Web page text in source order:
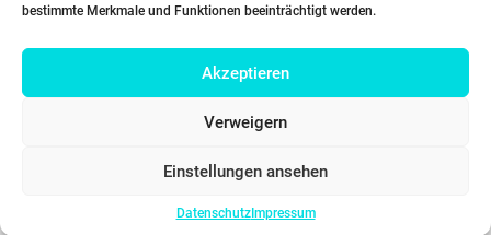
bestimmte Merkmale und Funktionen beeinträchtigt werden.
Akzeptieren
Verweigern
Einstellungen ansehen
DatenschutzImpressum